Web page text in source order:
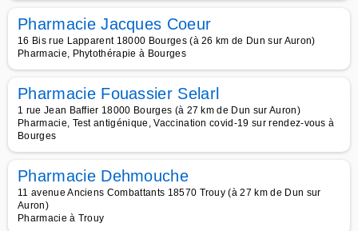
Pharmacie Jacques Coeur
16 Bis rue Lapparent 18000 Bourges (à 26 km de Dun sur Auron)
Pharmacie, Phytothérapie à Bourges
Pharmacie Fouassier Selarl
1 rue Jean Baffier 18000 Bourges (à 27 km de Dun sur Auron)
Pharmacie, Test antigénique, Vaccination covid-19 sur rendez-vous à
Bourges
Pharmacie Dehmouche
11 avenue Anciens Combattants 18570 Trouy (à 27 km de Dun sur
Auron)
Pharmacie à Trouy